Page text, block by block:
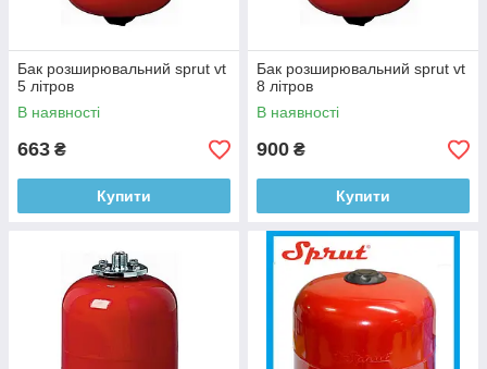
Бак розширювальний sprut vt
5 літров
В наявності
663 ₴
Купити
Бак розширювальний sprut vt
8 літров
В наявності
900 ₴
Купити